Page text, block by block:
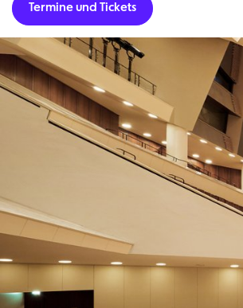
Termine und Tickets